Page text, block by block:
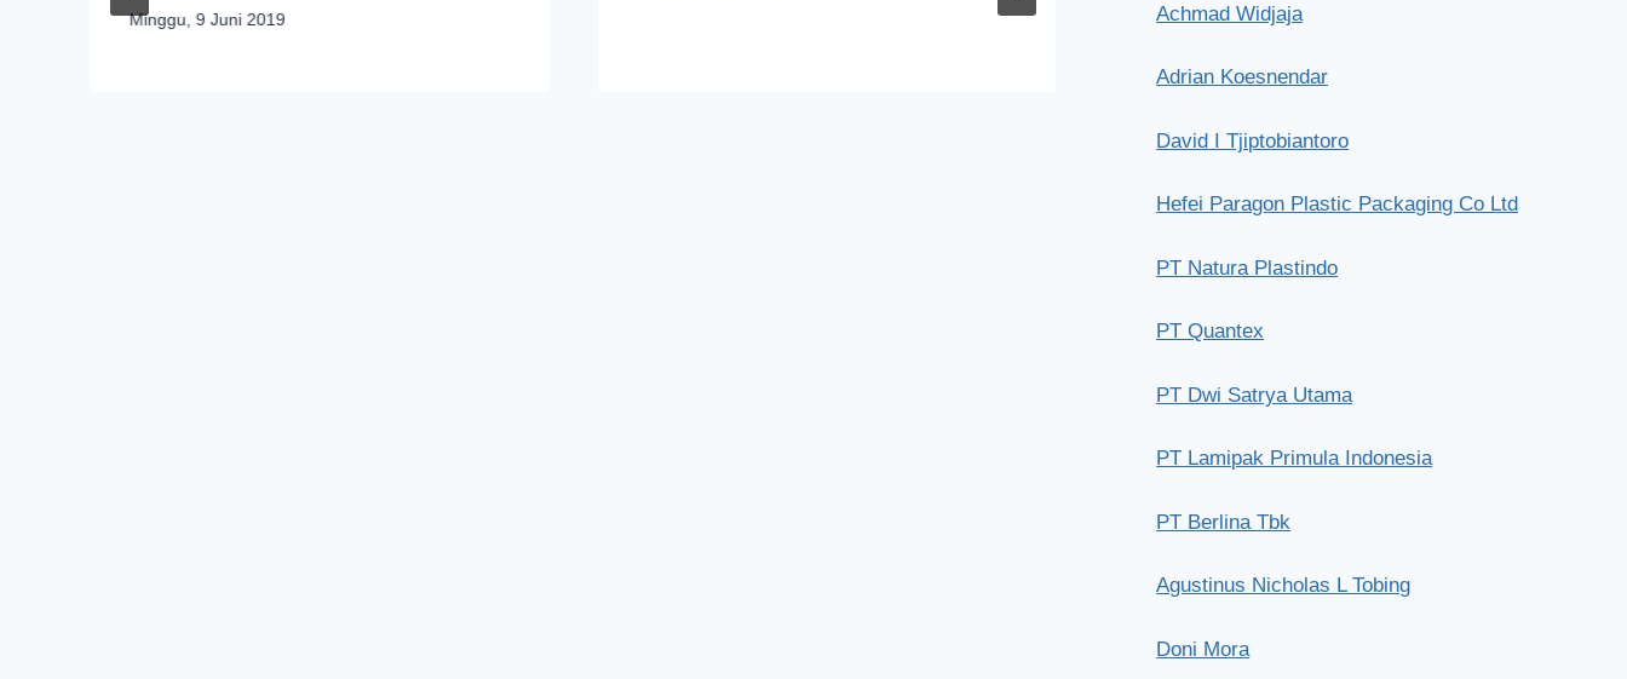
Minggu, 9 Juni 2019 Achmad Widjaja
Adrian Koesnendar
David I Tjiptobiantoro
Hefei Paragon Plastic Packaging Co Ltd
PT Natura Plastindo
PT Quantex
PT Dwi Satrya Utama
PT Lamipak Primula Indonesia
PT Berlina Tbk
Agustinus Nicholas L Tobing
Doni Mora